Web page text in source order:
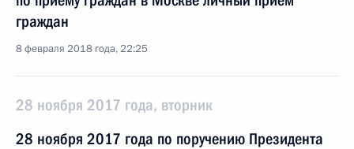
граждан
8 февраля 2018 года, 22:25
28 ноября 2017 года, вторник
28 ноября 2017 года по поручению Президента